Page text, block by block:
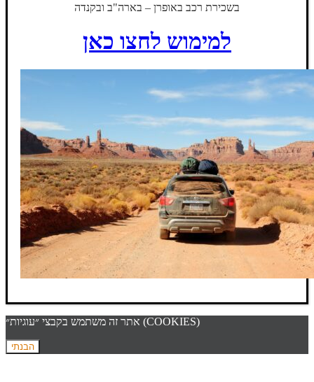
בשכירת רכב באופרן – בארה"ב ובקנדה
למימוש לחצו כאן
אתר זה משתמש בקבצי ״עוגיות״ (COOKIES)
הבנתי